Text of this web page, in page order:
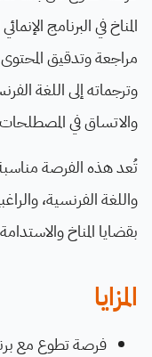
المناخ في البرنامج
وترجماته إلى اللغة
والاتساق في المصطلحات
تُعد هذه الفرصة
واللغة الفرنسية،
بقضايا المناخ
المزايا
فرصة تطوع مع